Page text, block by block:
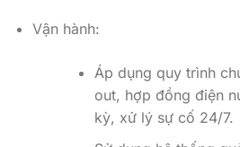
Vận hành:
Áp dụng quy trình
out, hợp đồng điện
kỳ, xử lý sự cố 24/7.